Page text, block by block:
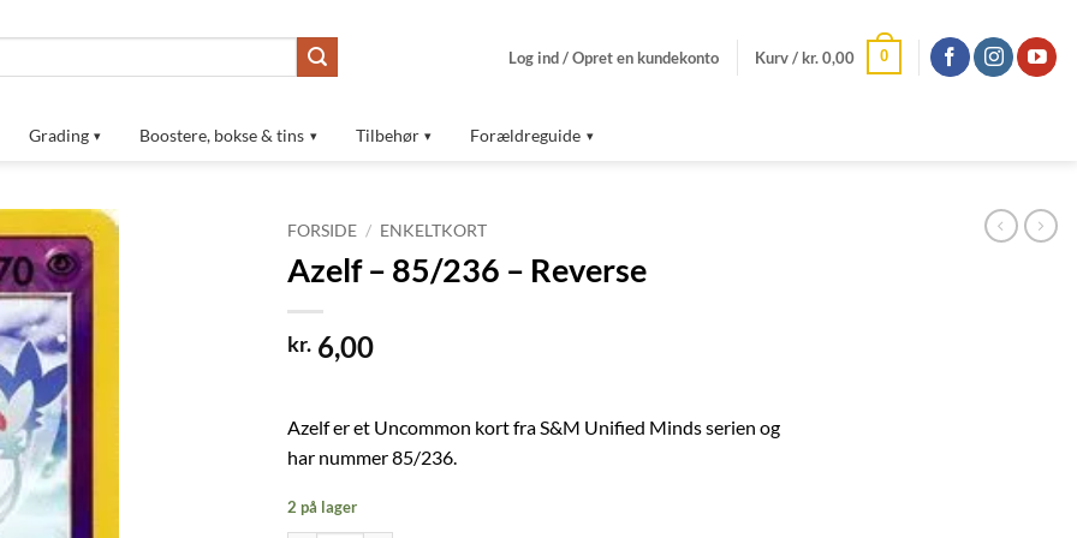
Log ind / Opret en kundekonto Kurv / kr.0,00 0
Grading Boostere, bokse & tins Tilbehør Forældreguide
Tilføj til
ønskeliste
FORSIDE / ENKELTKORT
Azelf – 85/236 – Reverse
kr. 6,00
Azelf er et Uncommon kort fra S&M Unified Minds serien og
har nummer 85/236.
2 på lager